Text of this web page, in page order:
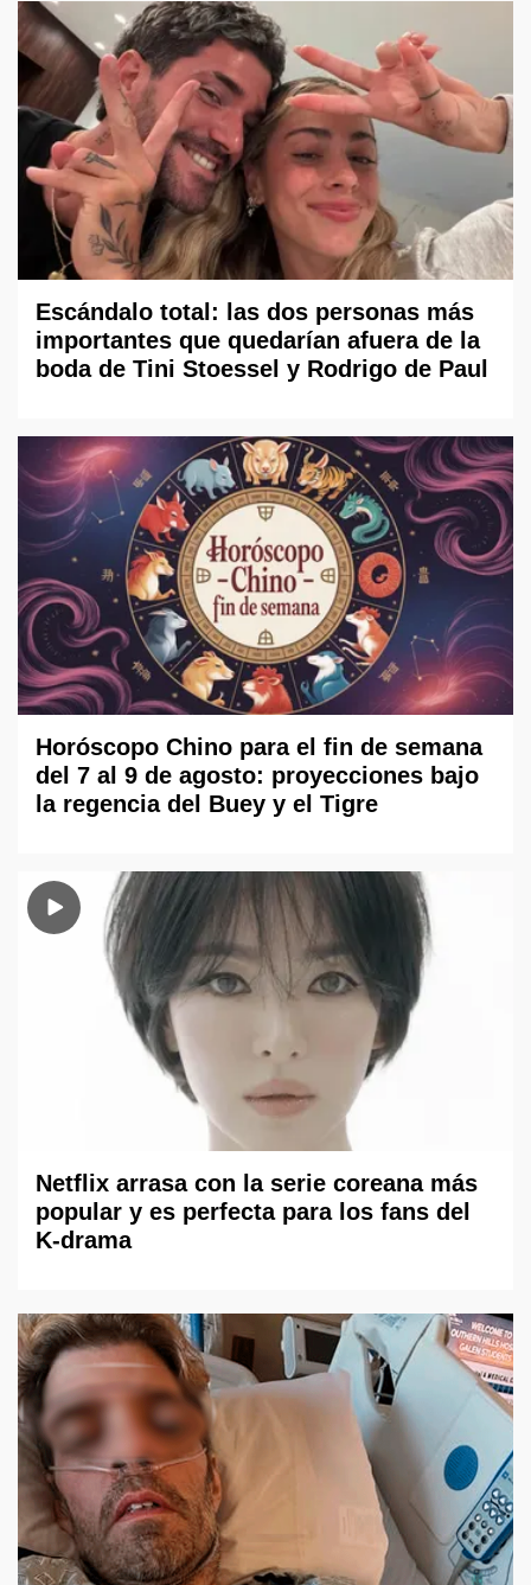
Escándalo total: las dos personas más
importantes que quedarían afuera de la
boda de Tini Stoessel y Rodrigo de Paul
Horóscopo Chino para el fin de semana
del 7 al 9 de agosto: proyecciones bajo
la regencia del Buey y el Tigre
Netflix arrasa con la serie coreana más
popular y es perfecta para los fans del
K-drama